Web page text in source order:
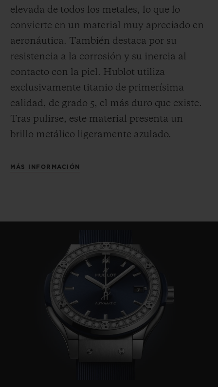
elevada de todos los metales, lo que lo
convierte en un material muy apreciado en
aeronáutica. También destaca por su
resistencia a la corrosión y su inercia al
contacto con la piel. Hublot utiliza
exclusivamente titanio de primerísima
calidad, de grado 5, el más duro que existe.
Tras pulirse, este material presenta un
brillo metálico ligeramente azulado.
MÁS INFORMACIÓN